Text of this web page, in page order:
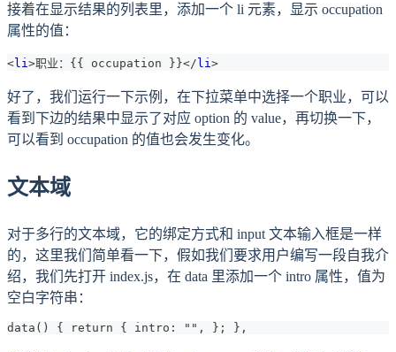
接着在显示结果的列表里，添加一个 li 元素，显示 occupation
属性的值：
<li>职业：{{ occupation }}</ li>
好了，我们运行一下示例，在下拉菜单中选择一个职业，可以
看到下边的结果中显示了对应 option 的 value，再切换一下，
可以看到 occupation 的值也会发生变化。
文本域
对于多行的文本域，它的绑定方式和 input 文本输入框是一样
的，这里我们简单看一下，假如我们要求用户编写一段自我介
绍，我们先打开 index.js，在 data 里添加一个 intro 属性，值为
空白字符串：
data() { return { intro: "", }; },